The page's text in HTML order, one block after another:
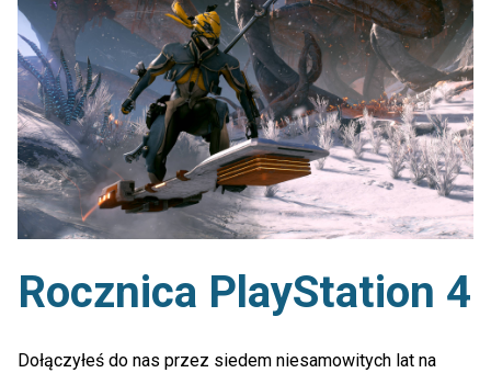
Rocznica PlayStation 4
Dołączyłeś do nas przez siedem niesamowitych lat na